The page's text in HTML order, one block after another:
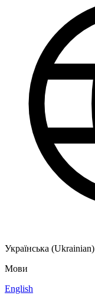
Українська (Ukrainian)
Мови
English